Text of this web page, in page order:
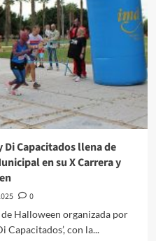
Di Capacitados llena de
en su X Carrera y
0
Halloween organizada por
Capacitados’, con la...